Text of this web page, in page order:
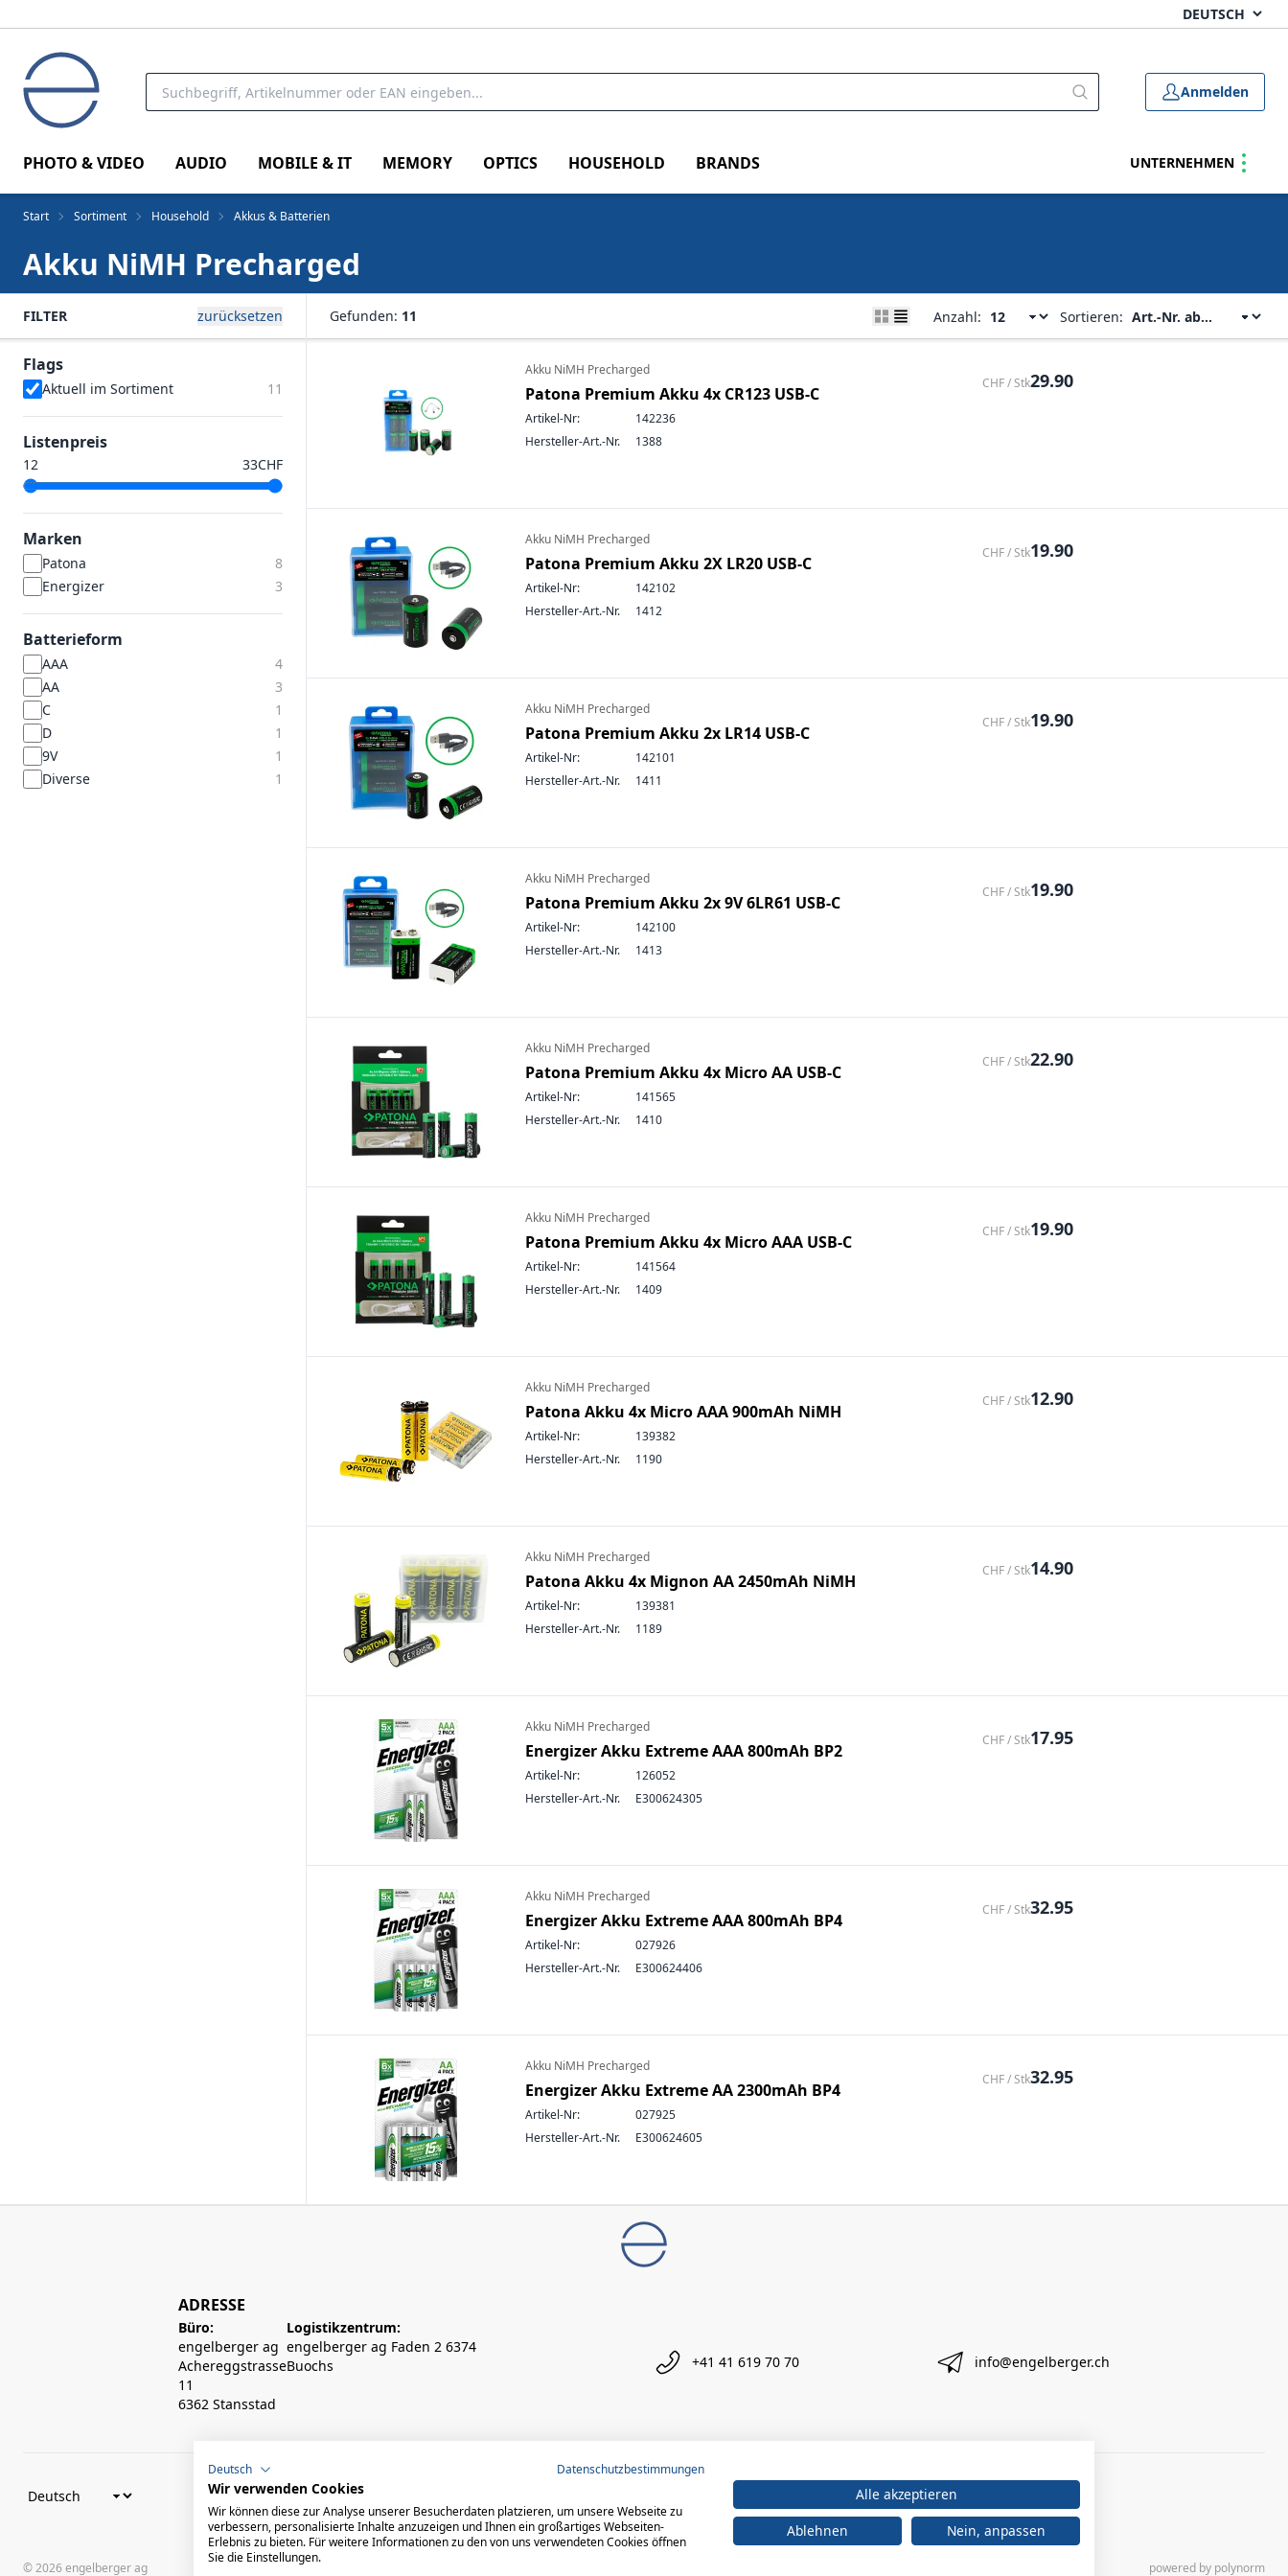
Anmelden
PHOTO & VIDEO AUDIO MOBILE & IT MEMORY OPTICS HOUSEHOLD BRANDS UNTERNEHMEN
Start Sortiment Household Akkus & Batterien
Akku NiMH Precharged
FILTER zurücksetzen
Flags
Aktuell im Sortiment 11
Listenpreis
CHF
Marken
Patona
8
Energizer
3
Batterieform
AAA
4
AA
3
C
1
D
1
9V
1
Diverse
1
Gefunden: 11 Anzahl: Sortieren:
Akku NiMH Precharged
Patona Premium Akku 4x CR123 USB-C
Artikel-Nr:
142236
Hersteller-Art.-Nr.
1388
CHF / Stk29.90
Akku NiMH Precharged
Patona Premium Akku 2X LR20 USB-C
Artikel-Nr:
142102
Hersteller-Art.-Nr.
1412
CHF / Stk19.90
Akku NiMH Precharged
Patona Premium Akku 2x LR14 USB-C
Artikel-Nr:
142101
Hersteller-Art.-Nr.
1411
CHF / Stk19.90
Akku NiMH Precharged
Patona Premium Akku 2x 9V 6LR61 USB-C
Artikel-Nr:
142100
Hersteller-Art.-Nr.
1413
CHF / Stk19.90
Akku NiMH Precharged
Patona Premium Akku 4x Micro AA USB-C
Artikel-Nr:
141565
Hersteller-Art.-Nr.
1410
CHF / Stk22.90
Akku NiMH Precharged
Patona Premium Akku 4x Micro AAA USB-C
Artikel-Nr:
141564
Hersteller-Art.-Nr.
1409
CHF / Stk19.90
Akku NiMH Precharged
Patona Akku 4x Micro AAA 900mAh NiMH
Artikel-Nr:
139382
Hersteller-Art.-Nr.
1190
CHF / Stk12.90
Akku NiMH Precharged
Patona Akku 4x Mignon AA 2450mAh NiMH
Artikel-Nr:
139381
Hersteller-Art.-Nr.
1189
CHF / Stk14.90
Akku NiMH Precharged
Energizer Akku Extreme AAA 800mAh BP2
Artikel-Nr:
126052
Hersteller-Art.-Nr.
E300624305
CHF / Stk17.95
Akku NiMH Precharged
Energizer Akku Extreme AAA 800mAh BP4
Artikel-Nr:
027926
Hersteller-Art.-Nr.
E300624406
CHF / Stk32.95
Akku NiMH Precharged
Energizer Akku Extreme AA 2300mAh BP4
Artikel-Nr:
027925
Hersteller-Art.-Nr.
E300624605
CHF / Stk32.95
ADRESSE
Büro:
engelberger ag
Achereggstrasse
11
6362 Stansstad
Logistikzentrum:
engelberger ag Faden 2 6374
Buochs
+41 41 619 70 70 info@engelberger.ch
© 2026 engelberger ag powered by polynorm
Deutsch Datenschutzbestimmungen
Wir verwenden Cookies
Wir können diese zur Analyse unserer Besucherdaten platzieren, um unsere Webseite zu
verbessern, personalisierte Inhalte anzuzeigen und Ihnen ein großartiges Webseiten-
Erlebnis zu bieten. Für weitere Informationen zu den von uns verwendeten Cookies öffnen
Sie die Einstellungen.
Alle akzeptieren
Ablehnen
Nein, anpassen